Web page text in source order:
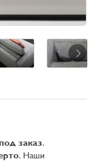
под заказ.
. Наши